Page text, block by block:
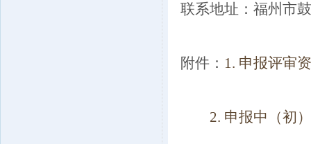
联系地址：福州市
附件： 1. 申报评审
2. 申报中（初